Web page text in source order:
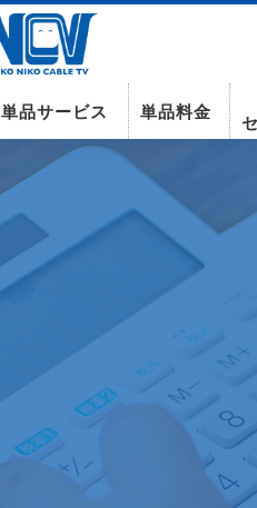
単品サービス 単品料金
南東北センター(米沢)
〒992-0044
山形県米沢市春日四丁目2-75